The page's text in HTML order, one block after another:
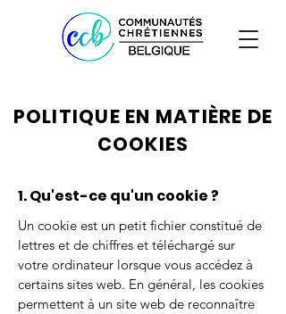
POLITIQUE EN MATIÈRE DE
COOKIES
1. Qu'est-ce qu'un cookie ?
Un cookie est un petit fichier constitué de
lettres et de chiffres et téléchargé sur
votre ordinateur lorsque vous accédez à
certains sites web. En général, les cookies
permettent à un site web de reconnaître